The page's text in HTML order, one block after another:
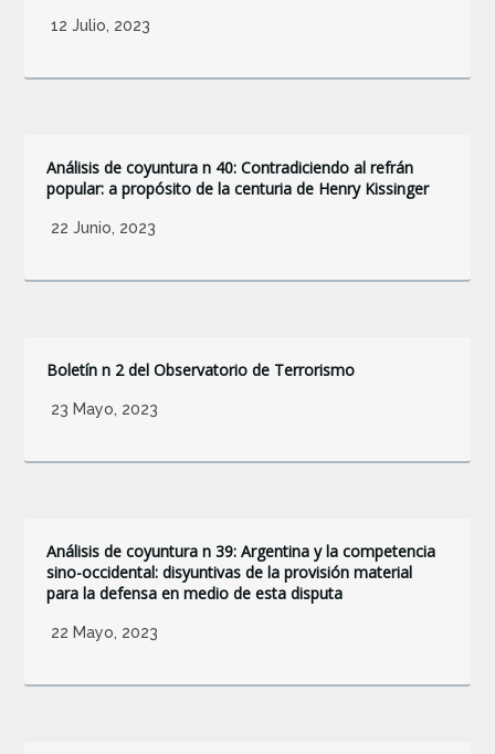
12 Julio, 2023
Análisis de coyuntura n 40: Contradiciendo al refrán
popular: a propósito de la centuria de Henry Kissinger
22 Junio, 2023
Boletín n 2 del Observatorio de Terrorismo
23 Mayo, 2023
Análisis de coyuntura n 39: Argentina y la competencia
sino-occidental: disyuntivas de la provisión material
para la defensa en medio de esta disputa
22 Mayo, 2023